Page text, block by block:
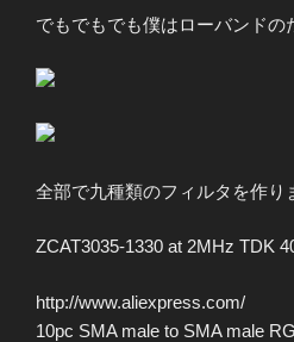
でもでもでも僕はローバンドの
全部で九種類のフィルタを作り
ZCAT3035-1330 at 2MHz TDK
http://www.aliexpress.com/
10pc SMA male to SMA male